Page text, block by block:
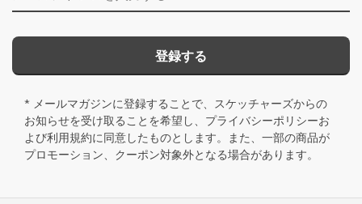
登録する
* メールマガジンに登録することで、スケッチャーズからの
お知らせを受け取ることを希望し、 プライバシーポリシーお
よび利用規約に同意したものとします。また、一部の商品が
プロモーション、クーポン対象外となる場合があります。